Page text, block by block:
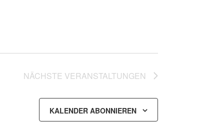
NÄCHSTE VERANSTALTUNGEN
KALENDER ABONNIEREN